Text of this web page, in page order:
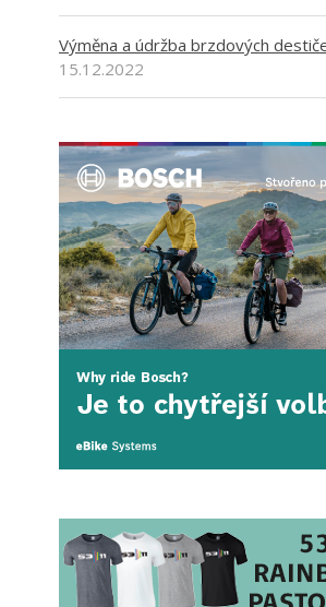
Výměna a údržba brzdových
15.12.2022